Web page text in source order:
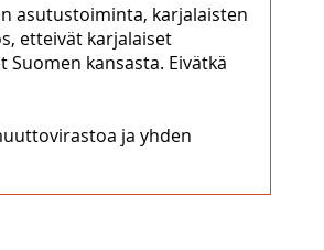
asutustoiminta, karjalaisten
etteivät karjalaiset
kansasta. Eivätkä
ja yhden